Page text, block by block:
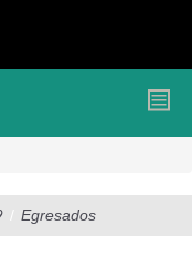
/ Egresados